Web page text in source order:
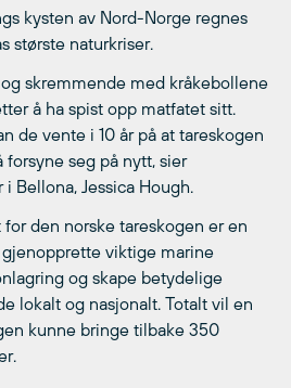
kysten av Nord-Norge regnes
største naturkriser.
skremmende med kråkebollene
å ha spist opp matfatet sitt.
de vente i 10 år på at tareskogen
forsyne seg på nytt, sier
Bellona, Jessica Hough.
den norske tareskogen er en
viktige marine
og skape betydelige
lokalt og nasjonalt. Totalt vil en
kunne bringe tilbake 350